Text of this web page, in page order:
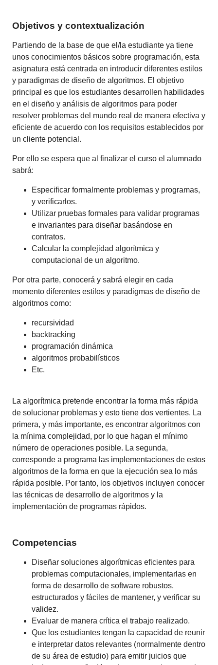
Objetivos y contextualización
Partiendo de la base de que el/la estudiante ya tiene
unos conocimientos básicos sobre programación, esta
asignatura está centrada en introducir diferentes estilos
y paradigmas de diseño de algoritmos. El objetivo
principal es que los estudiantes desarrollen habilidades
en el diseño y análisis de algoritmos para poder
resolver problemas del mundo real de manera efectiva y
eficiente de acuerdo con los requisitos establecidos por
un cliente potencial.
Por ello se espera que al finalizar el curso el alumnado
sabrá:
Especificar formalmente problemas y programas,
y verificarlos.
Utilizar pruebas formales para validar programas
e invariantes para diseñar basándose en
contratos.
Calcular la complejidad algorítmica y
computacional de un algoritmo.
Por otra parte, conocerá y sabrá elegir en cada
momento diferentes estilos y paradigmas de diseño de
algoritmos como:
recursividad
backtracking
programación dinámica
algoritmos probabilísticos
Etc.
La algorítmica pretende encontrar la forma más rápida
de solucionar problemas y esto tiene dos vertientes. La
primera, y más importante, es encontrar algoritmos con
la mínima complejidad, por lo que hagan el mínimo
número de operaciones posible. La segunda,
corresponde a programa las implementaciones de estos
algoritmos de la forma en que la ejecución sea lo más
rápida posible. Por tanto, los objetivos incluyen conocer
las técnicas de desarrollo de algoritmos y la
implementación de programas rápidos.
Competencias
Diseñar soluciones algorítmicas eficientes para
problemas computacionales, implementarlas en
forma de desarrollo de software robustos,
estructurados y fáciles de mantener, y verificar su
validez.
Evaluar de manera crítica el trabajo realizado.
Que los estudiantes tengan la capacidad de reunir
e interpretar datos relevantes (normalmente dentro
de su área de estudio) para emitir juicios que